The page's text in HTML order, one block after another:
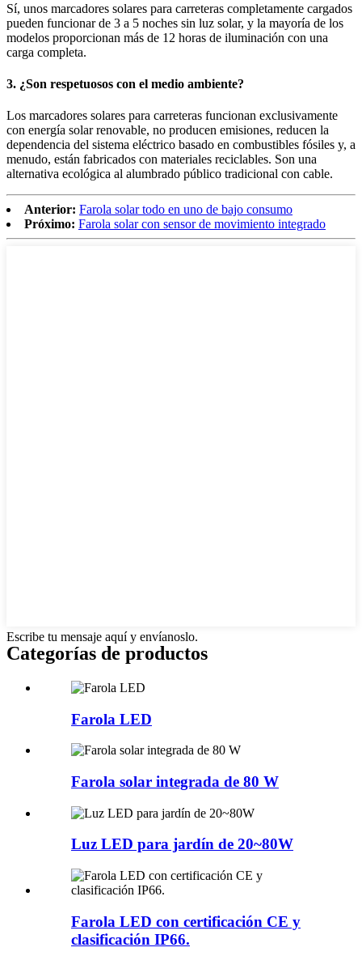
Sí, unos marcadores solares para carreteras completamente cargados
pueden funcionar de 3 a 5 noches sin luz solar, y la mayoría de los
modelos proporcionan más de 12 horas de iluminación con una
carga completa.
3. ¿Son respetuosos con el medio ambiente?
Los marcadores solares para carreteras funcionan exclusivamente
con energía solar renovable, no producen emisiones, reducen la
dependencia del sistema eléctrico basado en combustibles fósiles y, a
menudo, están fabricados con materiales reciclables. Son una
alternativa ecológica al alumbrado público tradicional con cable.
Anterior: Farola solar todo en uno de bajo consumo
Próximo: Farola solar con sensor de movimiento integrado
Escribe tu mensaje aquí y envíanoslo.
Categorías de productos
Farola LED
Farola solar integrada de 80 W
Luz LED para jardín de 20~80W
Farola LED con certificación CE y
clasificación IP66.